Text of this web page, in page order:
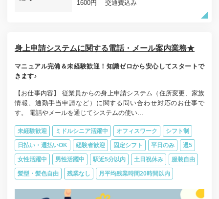
1600円 交通費込み
身上申請システムに関する電話・メール案内業務★
マニュアル完備＆未経験歓迎！知識ゼロから安心してスタートで
きます♪
【お仕事内容】 従業員からの身上申請システム（住所変更、家族
情報、通勤手当申請など）に関する問い合わせ対応のお仕事で
す。 電話やメールを通じてシステムの使い...
未経験歓迎 ミドルシニア活躍中 オフィスワーク シフト制
日払い・週払いOK 経験者歓迎 固定シフト 平日のみ 週5
女性活躍中 男性活躍中 駅近5分以内 土日祝休み 服装自由
髪型・髪色自由 残業なし 月平均残業時間20時間以内